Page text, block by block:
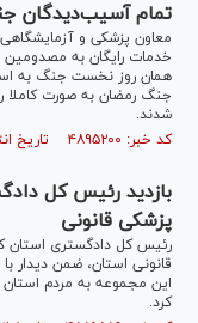
تمام آسیب‌دیدگان
معاون پزشکی و آزمایشگاهی
خدمات رایگان به
همان روز نخست جنگ به
جنگ رمضان به صورت کاملا
شدند.
کد خبر: ۴۸۹۵۲۰۰ تاریخ انتشار : ۱۴۰۵/۰۲/۱۲
بازدید رئیس کل
پزشکی قانونی
رئیس کل دادگستری استان
قانونی استان، ضمن دیدار
این مجموعه به مردم استان
کرد.